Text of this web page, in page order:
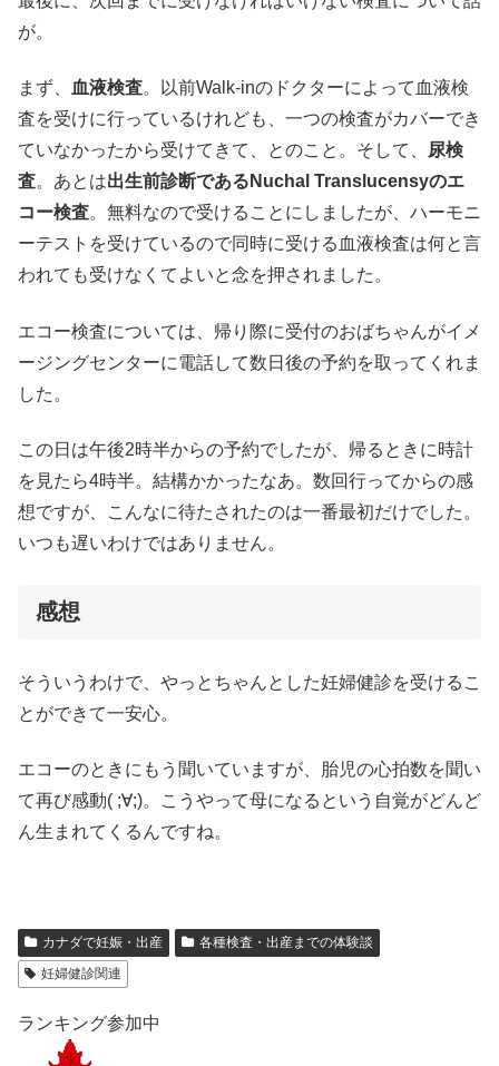
が。
まず、 血液検査。以前Walk-inのドクターによって血液検
査を受けに行っているけれども、一つの検査がカバーでき
ていなかったから受けてきて、とのこと。そして、
尿検
査。あとは出生前診断であるNuchal Translucensyのエ
コー検査。無料なので受けることにしましたが、ハーモニ
ーテストを受けているので同時に受ける血液検査は何と言
われても受けなくてよいと念を押されました。
エコー検査については、帰り際に受付のおばちゃんがイメ
ージングセンターに電話して数日後の予約を取ってくれま
した。
この日は午後2時半からの予約でしたが、帰るときに時計
を見たら4時半。結構かかったなあ。数回行ってからの感
想ですが、こんなに待たされたのは一番最初だけでした。
いつも遅いわけではありません。
感想
そういうわけで、やっとちゃんとした妊婦健診を受けるこ
とができて一安心。
エコーのときにもう聞いていますが、胎児の心拍数を聞い
て再び感動( ;∀;)。こうやって母になるという自覚がどんど
ん生まれてくるんですね。
カナダで妊娠・出産
各種検査・出産までの体験談
妊婦健診関連
ランキング参加中